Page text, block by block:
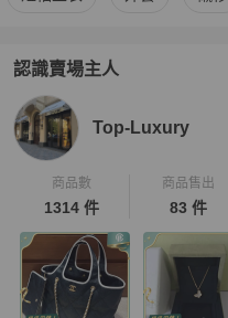
認識賣場主人
PopChill 拍拍圈嚴選賣家
Top-Luxury
商品數
1314 件
商品售出
83 件